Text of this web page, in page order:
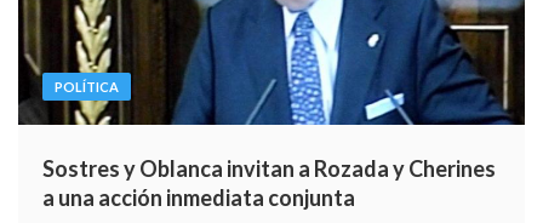
POLÍTICA
Sostres y Oblanca invitan a Rozada y Cherines
a una acción inmediata conjunta